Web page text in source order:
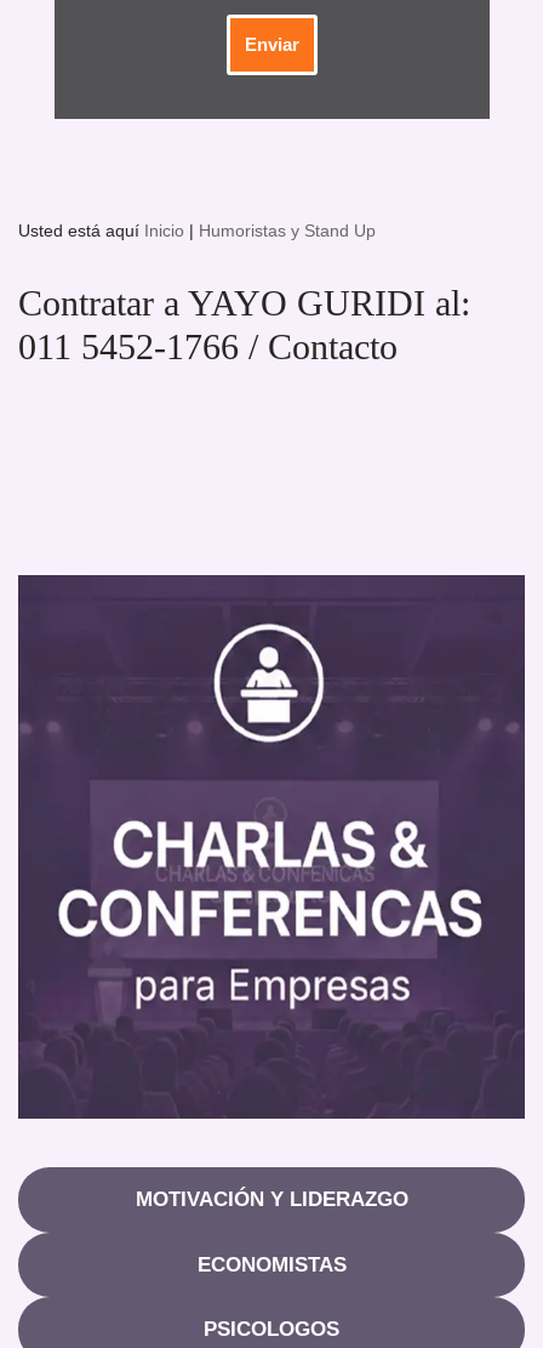
Usted está aquí Inicio | Humoristas y Stand Up
Contratar a YAYO GURIDI al:
011 5452-1766 / Contacto
MOTIVACIÓN Y LIDERAZGO
ECONOMISTAS
PSICOLOGOS